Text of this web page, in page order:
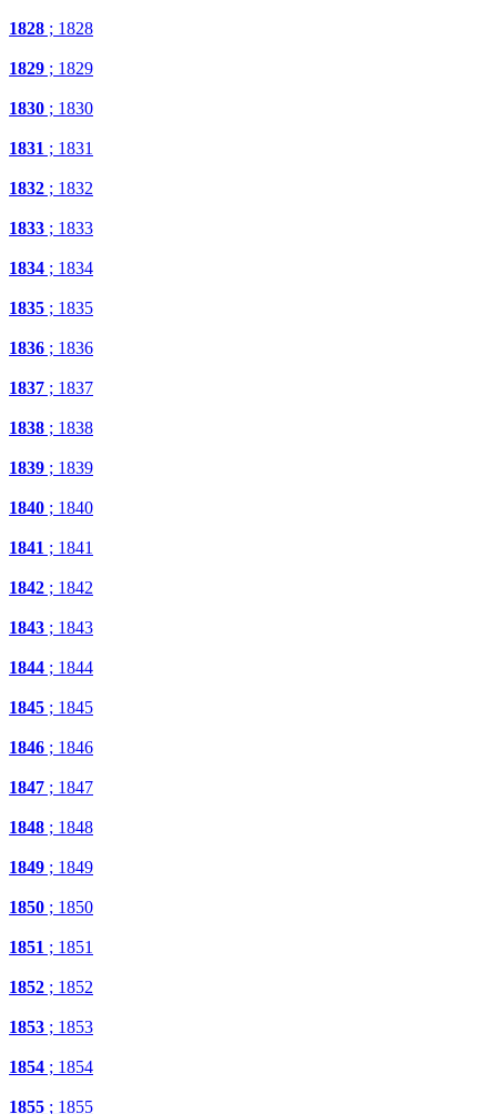
1828 ; 1828
1829 ; 1829
1830 ; 1830
1831 ; 1831
1832 ; 1832
1833 ; 1833
1834 ; 1834
1835 ; 1835
1836 ; 1836
1837 ; 1837
1838 ; 1838
1839 ; 1839
1840 ; 1840
1841 ; 1841
1842 ; 1842
1843 ; 1843
1844 ; 1844
1845 ; 1845
1846 ; 1846
1847 ; 1847
1848 ; 1848
1849 ; 1849
1850 ; 1850
1851 ; 1851
1852 ; 1852
1853 ; 1853
1854 ; 1854
1855 ; 1855